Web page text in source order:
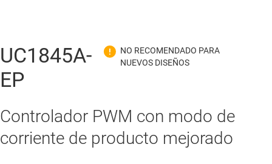
UC1845A-
EP
Controlador PWM con modo de
corriente de producto mejorado